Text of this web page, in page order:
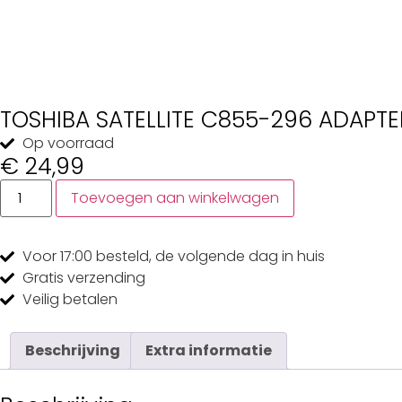
TOSHIBA SATELLITE C855-296
Op voorraad
€ 24,99
Toevoegen aan winkelwagen
Voor 17:00 besteld, de volgende dag in huis
Gratis verzending
Veilig betalen
Beschrijving Extra informatie